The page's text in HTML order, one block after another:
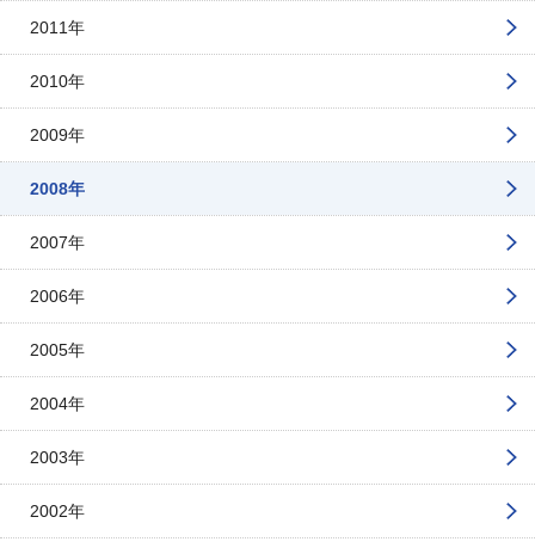
2011年
2010年
2009年
2008年
2007年
2006年
2005年
2004年
2003年
2002年